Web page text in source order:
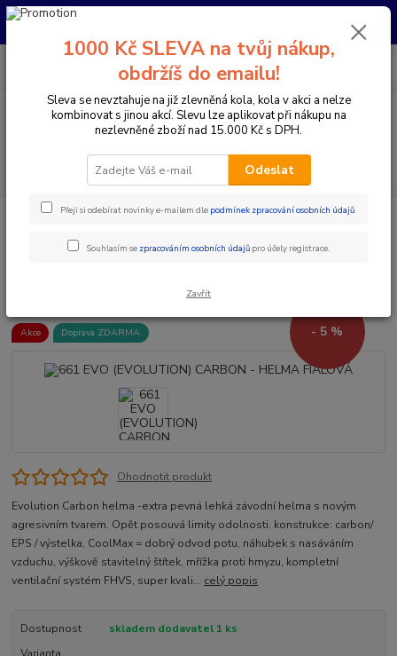
Pro nachystání kola / doplňků na prodejně si prosím zavolejte dopředu.
Menu
CZK
PO-PÁ 10:00-17:00 | SO: 9:00-12:00
Doplňky a helmy Cyklistické helmy Integrální helmy
- HELMA FIALOVÁ
Akce Doprava ZDARMA - 5 %
Ohodnotit produkt
Evolution Carbon helma -extra pevná lehká závodní helma s novým
agresivním tvarem. Opět posouvá limity odolnosti. konstrukce: carbon/
EPS / výstelka, CoolMax = dobrý odvod potu, náhubek s nasáváním
vzduchu, výškově stavitelný štítek, mřížka proti hmyzu, kompletní
ventilační systém FHVS, super kvali... celý popis
Dostupnost
skladem dodavatel 1 ks
1000 Kč SLEVA na tvůj nákup,
obdržíš do emailu!
Sleva se nevztahuje na již zlevněná kola, kola v akci a nelze
kombinovat s jinou akcí. Slevu lze aplikovat při nákupu na
nezlevněné zboží nad 15.000 Kč s DPH.
Odeslat
Přeji si odebírat novinky e-mailem dle podmínek zpracování osobních údajů.
Souhlasím se zpracováním osobních údajů pro účely registrace.
Zavřít